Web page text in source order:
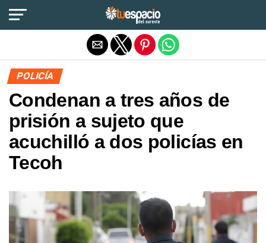
POLICÍA
Condenan a tres años de
prisión a sujeto que
acuchilló a dos policías en
Tecoh
Salir de la versión móvil